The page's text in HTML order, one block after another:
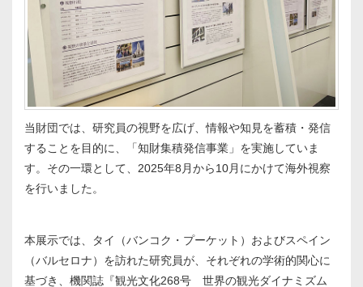
当財団では、研究員の視野を広げ、情報や知見を蓄積・発信
することを目的に、「知財集積発信事業」を実施していま
す。その一環として、2025年8月から10月にかけて海外視察
を行いました。
本展示では、タイ（バンコク・プーケット）およびスペイン
（バルセロナ）を訪れた研究員が、それぞれの学術的関心に
基づき、機関誌『観光文化268号 世界の観光ダイナミズム